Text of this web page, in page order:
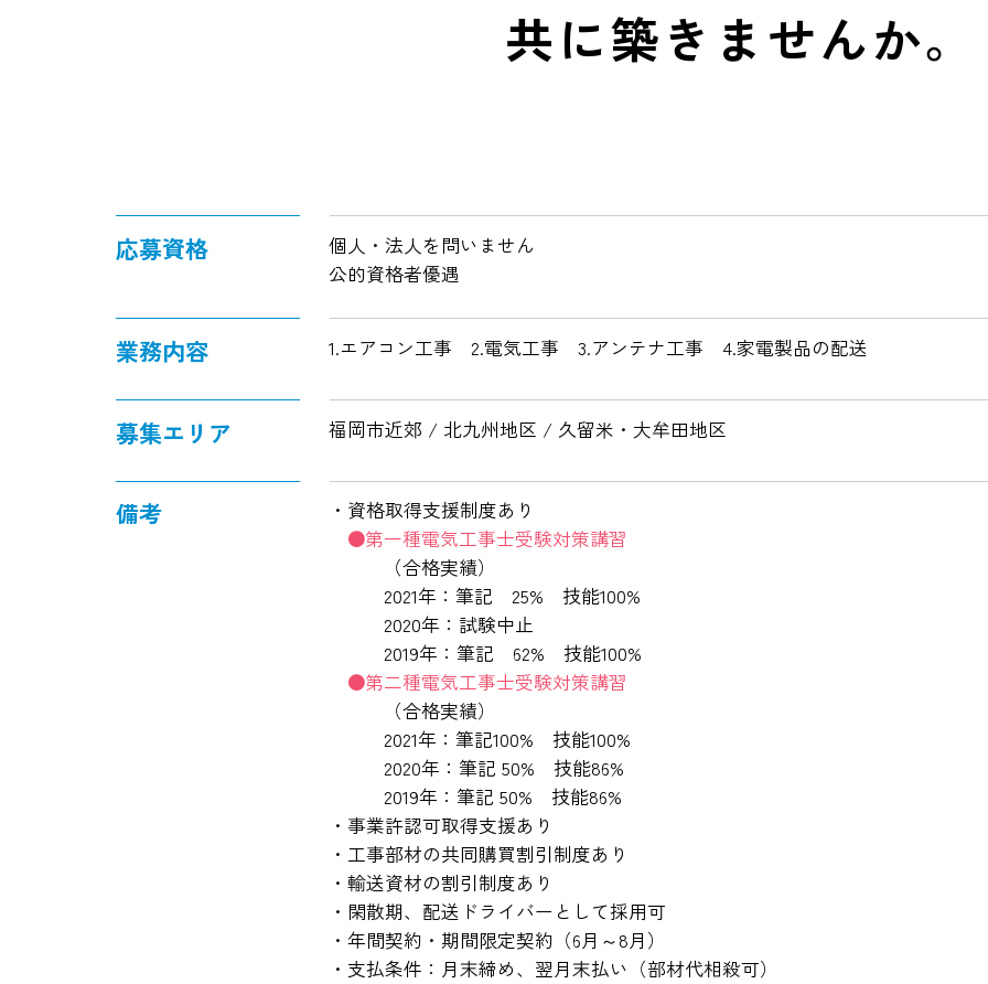
共に築きませんか。
応募資格
個人・法人を問いません
公的資格者優遇
業務内容 1.エアコン工事 2.電気工事 3.アンテナ工事 4.家電製品の配送
募集エリア 福岡市近郊 / 北九州地区 / 久留米・大牟田地区
備考
資格取得支援制度あり
第一種電気工事士受験対策講習
（合格実績）
2021年：筆記 25% 技能100%
2020年：試験中止
2019年：筆記 62% 技能100%
第二種電気工事士受験対策講習
（合格実績）
2021年：筆記100% 技能100%
2020年：筆記 50% 技能86%
2019年：筆記 50% 技能86%
事業許認可取得支援あり
工事部材の共同購買割引制度あり
輸送資材の割引制度あり
閑散期、配送ドライバーとして採用可
年間契約・期間限定契約（6月～8月）
支払条件：月末締め、翌月末払い（部材代相殺可）